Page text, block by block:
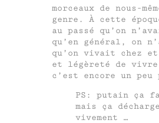
morceaux de nous-
genre. À cette
au passé qu’on
qu’en général, on
qu’on vivait chez et
et légèreté de
c’est encore un
PS: putain ça
mais ça
vivement …